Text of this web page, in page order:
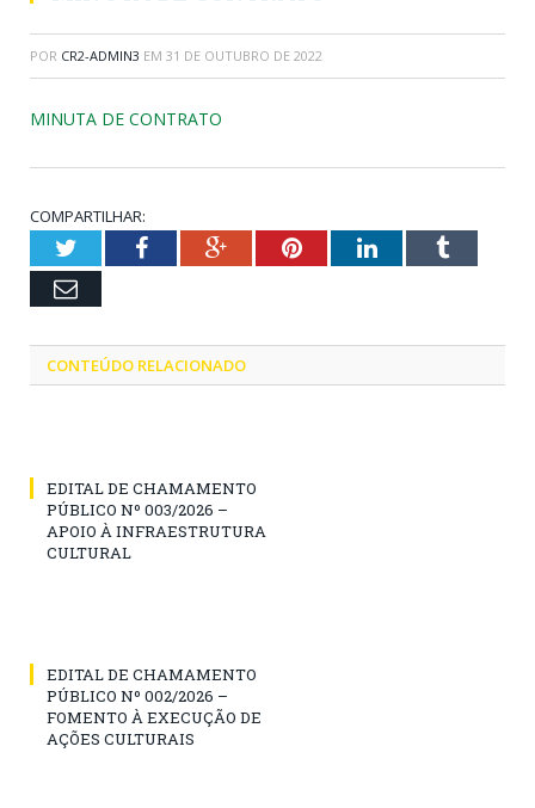
POR CR2-ADMIN3 EM 31 DE OUTUBRO DE 2022
MINUTA DE CONTRATO
COMPARTILHAR:
TwitterFacebookGoogle+PinterestLinkedInTumblr
Email
CONTEÚDO RELACIONADO
EDITAL DE CHAMAMENTO
PÚBLICO Nº 003/2026 –
APOIO À INFRAESTRUTURA
CULTURAL
EDITAL DE CHAMAMENTO
PÚBLICO Nº 002/2026 –
FOMENTO À EXECUÇÃO DE
AÇÕES CULTURAIS